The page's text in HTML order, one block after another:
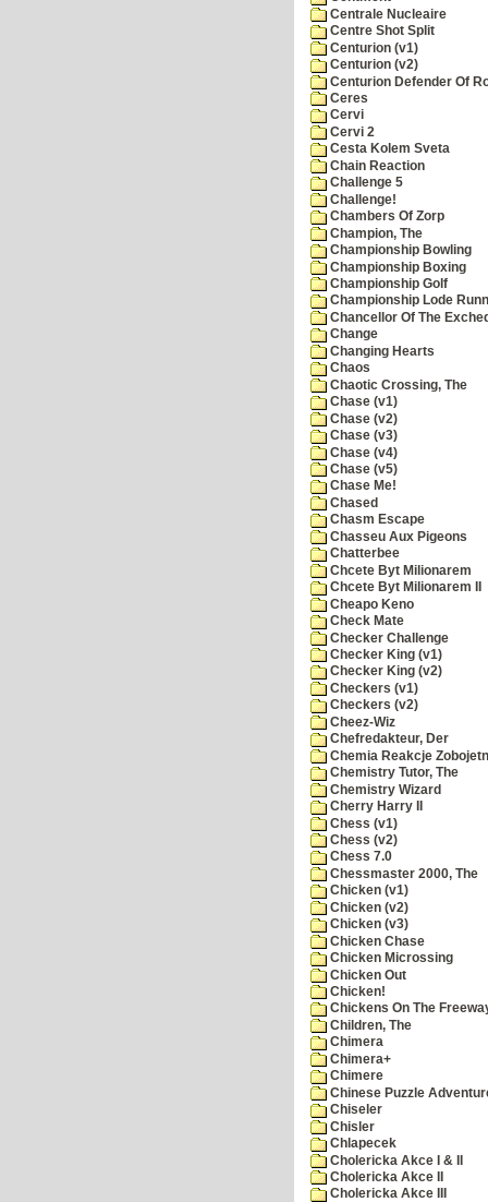
Centrale Nucleaire
Centre Shot Split
Centurion (v1)
Centurion (v2)
Centurion Defender Of
Ceres
Cervi
Cervi 2
Cesta Kolem Sveta
Chain Reaction
Challenge 5
Challenge!
Chambers Of Zorp
Champion, The
Championship Bowling
Championship Boxing
Championship Golf
Championship Lode
Chancellor Of The
Change
Changing Hearts
Chaos
Chaotic Crossing, The
Chase (v1)
Chase (v2)
Chase (v3)
Chase (v4)
Chase (v5)
Chase Me!
Chased
Chasm Escape
Chasseu Aux Pigeons
Chatterbee
Chcete Byt Milionarem
Chcete Byt Milionarem II
Cheapo Keno
Check Mate
Checker Challenge
Checker King (v1)
Checker King (v2)
Checkers (v1)
Checkers (v2)
Cheez-Wiz
Chefredakteur, Der
Chemia Reakcje
Chemistry Tutor, The
Chemistry Wizard
Cherry Harry II
Chess (v1)
Chess (v2)
Chess 7.0
Chessmaster 2000, The
Chicken (v1)
Chicken (v2)
Chicken (v3)
Chicken Chase
Chicken Microssing
Chicken Out
Chicken!
Chickens On The
Children, The
Chimera
Chimera+
Chimere
Chinese Puzzle
Chiseler
Chisler
Chlapecek
Cholericka Akce I & II
Cholericka Akce II
Cholericka Akce III